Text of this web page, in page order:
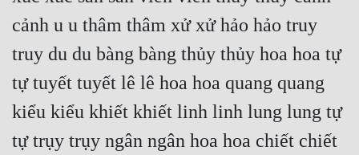
Quân Sự
Sủng
Thanh Xuân
cảnh u u thâm thâm xử xử hảo hảo truy
truy du du bàng bàng thủy thủy hoa hoa tự
tự tuyết tuyết lê lê hoa hoa quang quang
kiểu kiểu khiết khiết linh linh lung lung tự
tự trụy trụy ngân ngân hoa hoa chiết chiết